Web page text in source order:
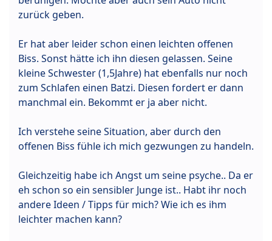
zurück geben.
Er hat aber leider schon einen leichten offenen
Biss. Sonst hätte ich ihn diesen gelassen. Seine
kleine Schwester (1,5Jahre) hat ebenfalls nur noch
zum Schlafen einen Batzi. Diesen fordert er dann
manchmal ein. Bekommt er ja aber nicht.
Ich verstehe seine Situation, aber durch den
offenen Biss fühle ich mich gezwungen zu handeln.
Gleichzeitig habe ich Angst um seine psyche.. Da er
eh schon so ein sensibler Junge ist.. Habt ihr noch
andere Ideen / Tipps für mich? Wie ich es ihm
leichter machen kann?